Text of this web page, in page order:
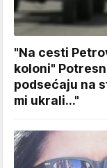
"Na cesti
koloni"
podsećaju na
mi ukrali..."